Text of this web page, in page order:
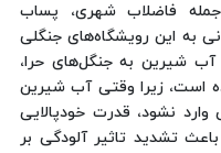
جمله فاضلاب شهری، پساب
به این رویشگاه‌های جنگلی
شیرین به جنگل‌های حرا،
است، زیرا وقتی آب شیرین
نشود، قدرت خودپالایی
تشدید تاثیر آلودگی بر